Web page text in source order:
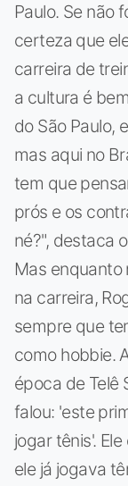
Paulo. Se não
certeza que
carreira de
a cultura é
do São Paulo,
mas aqui no
tem que
prós e os
né?", destaca
Mas enquanto
na carreira,
sempre que
como hobbie.
época de Telê
falou: 'este
jogar tênis'.
ele já jogava